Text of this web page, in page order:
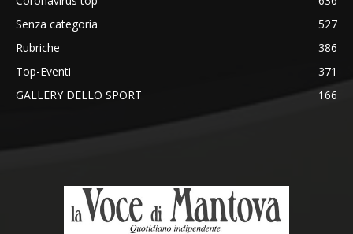
Senza categoria
527
Rubriche
386
Top-Eventi
371
GALLERY DELLO SPORT
166